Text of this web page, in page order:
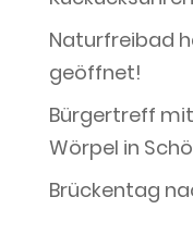
Naturfreibad
geöffnet!
Bürgertreff
Wörpel in
Brückentag